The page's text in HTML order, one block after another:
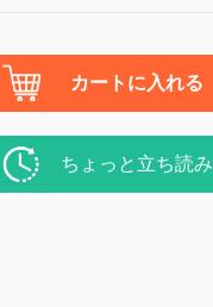
カートに入れる
ちょっと立ち読み